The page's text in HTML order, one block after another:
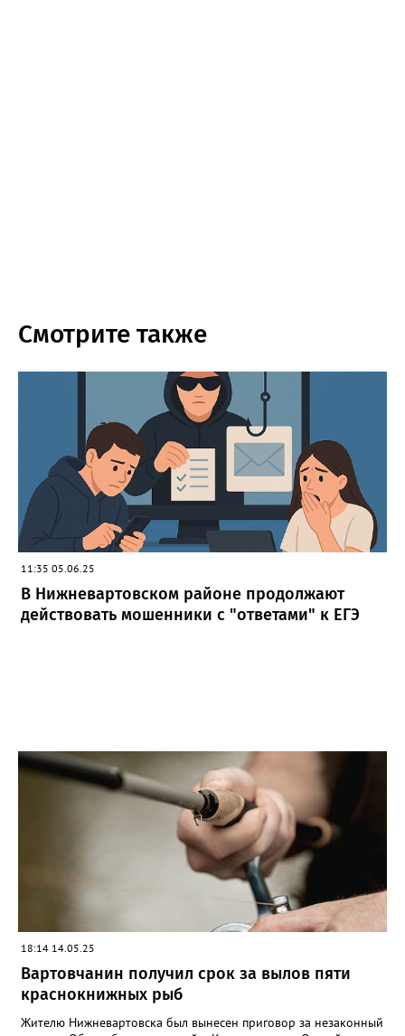
Смотрите также
11:35 05.06.25
В Нижневартовском районе продолжают
действовать мошенники с "ответами" к ЕГЭ
18:14 14.05.25
Вартовчанин получил срок за вылов пяти
краснокнижных рыб
Жителю Нижневартовска был вынесен приговор за незаконный